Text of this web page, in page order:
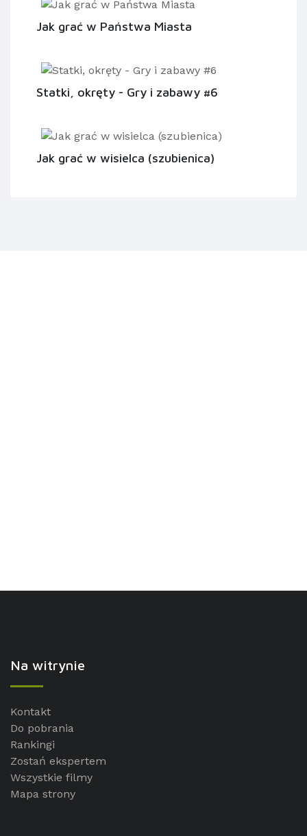
Jak grać w Państwa Miasta
Statki, okręty - Gry i zabawy #6
Jak grać w wisielca (szubienica)
Na witrynie
Kontakt
Do pobrania
Rankingi
Zostań ekspertem
Wszystkie filmy
Mapa strony